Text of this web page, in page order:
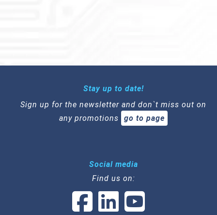
Stay up to date!
Sign up for the newsletter and don`t miss out on
any promotions
go to page
Social media
Find us on: